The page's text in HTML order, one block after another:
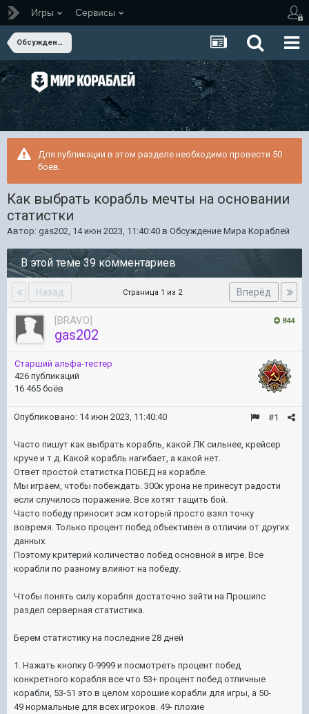
Игры Сервисы
Обсуждение Мира Кораблей
Для публикации в этом разделе необходимо провести 50
боёв.
Как выбрать корабль мечты на основании
статистки
Автор: gas202, 14 июн 2023, 11:40:40 в Обсуждение Мира Кораблей
В этой теме 39 комментариев
Назад Вперёд
Страница 1 из 2
844
[BRAVO]
gas202
Старший альфа-тестер
426 публикаций
16 465 боёв
#1
Опубликовано: 14 июн 2023, 11:40:40
Часто пишут как выбрать корабль, какой ЛК сильнее, крейсер
круче и т.д. Какой корабль нагибает, а какой нет.
Ответ простой статистка ПОБЕД на корабле.
Мы играем, чтобы побеждать. 300к урона не принесут радости
если случилось поражение. Все хотят тащить бой.
Часто победу приносит эсм который просто взял точку
вовремя. Только процент побед объективен в отличии от других
данных.
Поэтому критерий количество побед основной в игре. Все
корабли по разному влияют на победу.
Чтобы понять силу корабля достаточно зайти на Прошипс
раздел серверная статистика.
Берем статистику на последние 28 дней
1. Нажать кнопку 0-9999 и посмотреть процент побед
конкретного корабля все что 53+ процент побед отличные
корабли, 53-51 это в целом хорошие корабли для игры, а 50-
49 нормальные для всех игроков. 49- плохие